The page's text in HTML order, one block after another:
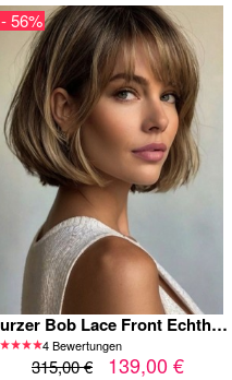
Kurzer Bob Lace Front Echthaar Perücke – Natur Braunblond mit Pony
4 Bewertungen
315,00 € 139,00 €
- 56%